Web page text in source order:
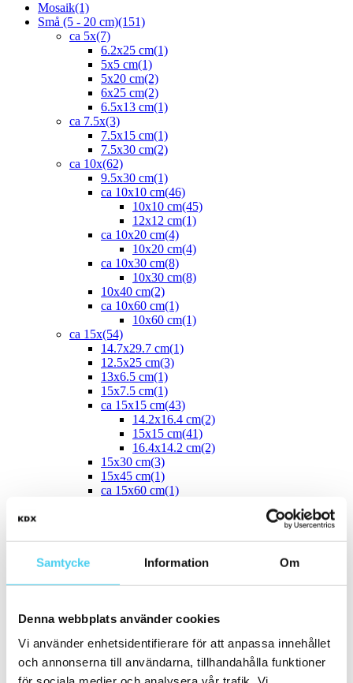
Samtycke Information Om
Denna webbplats använder cookies
Vi använder enhetsidentifierare för att anpassa innehållet
och annonserna till användarna, tillhandahålla funktioner
Mosaik(1)
Små (5 - 20 cm)(151)
ca 5x(7)
6.2x25 cm(1)
5x5 cm(1)
5x20 cm(2)
6x25 cm(2)
6.5x13 cm(1)
ca 7.5x(3)
7.5x15 cm(1)
7.5x30 cm(2)
ca 10x(62)
9.5x30 cm(1)
ca 10x10 cm(46)
10x10 cm(45)
12x12 cm(1)
ca 10x20 cm(4)
10x20 cm(4)
ca 10x30 cm(8)
10x30 cm(8)
10x40 cm(2)
ca 10x60 cm(1)
10x60 cm(1)
ca 15x(54)
14.7x29.7 cm(1)
12.5x25 cm(3)
13x6.5 cm(1)
15x7.5 cm(1)
ca 15x15 cm(43)
14.2x16.4 cm(2)
15x15 cm(41)
16.4x14.2 cm(2)
15x30 cm(3)
15x45 cm(1)
ca 15x60 cm(1)
(2)
20x25 cm(1)
20x40 cm(1)
20x58 cm(1)
20x60 cm(1)
Mellan (25 - 50 cm)